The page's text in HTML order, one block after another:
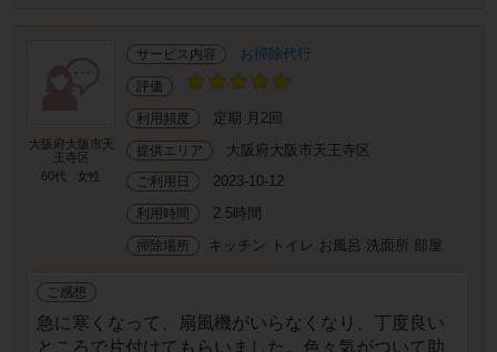
大阪府大阪市天
王寺区
60代
女性
サービス内容 お掃除代行
評価
利用頻度 定期 月2回
提供エリア 大阪府大阪市天王寺区
ご利用日 2023-10-12
利用時間 2.5時間
掃除場所 キッチン トイレ お風呂 洗面所 部屋
ご感想
急に寒くなって、扇風機がいらなくなり、丁度良い
ところで片付けてもらいました。色々気がついて助